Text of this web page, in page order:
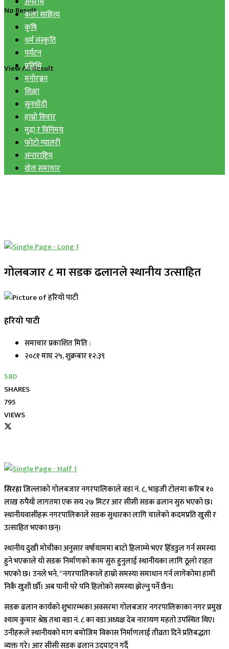
No Result
View All Result
कला साहित्य
कृषि
धर्म संस्कृति
पर्यटन
प्रविधि
मनोरञ्जन
शिक्षा
सुनचाँदी
हाम्रो विचार
मुद्रा र विनिमय
फोटो ग्यालरी
अन्तराष्ट्रिय
खेल समाचार
गोलबजार ८ मा सडक ढलानले स्थानीय उत्साहित
हरियो पाटी
समाचार प्रकाशित मिति :
२०८१ माघ २५, शुक्रबार १२:३९
580
SHARES
795
VIEWS
सिरहाजिल्लाको गोलबजार नगरपालिकाले वडा नं. ८, भाइजी टोलमा करिब १०
लाख रुपैयाँ लागतमा एक सय २७ मिटर आर सीसी सडक ढलान सुरु भएको छ।
स्थानीयवासीहरू नगरपालिकाले सडक सुधारका लागि चालेको कदमप्रति खुसी र
उत्साहित भएका छन्।
स्थानीय दुखी मोचीका अनुसार वर्षायाममा बाटो हिलाम्मे भएर हिँडडुल गर्न समस्या
हुने भएकाले यो सडक निर्माणको काम सुरु हुनुलाई स्थानीयका लागि ठूलो राहत
भएको छ। उनले भने, “नगरपालिकाले हाम्रो समस्या समाधान गर्न लागेकोमा हामी
निकै खुशी छौँ। अब पानी परे पनि हिलोको समस्या झेल्नु पर्ने छैन।
सडक ढलान कार्यको शुभारम्भका अवसरमा गोलबजार नगरपालिकाका नगर प्रमुख
श्याम कुमार श्रेष्ठ तथा वडा नं. ८ का वडा अध्यक्ष देब नारायण महतो उपस्थित थिए।
उनीहरूले स्थानीयको माग बमोजिम विकास निर्माणलाई तीव्रता दिने प्रतिबद्धता
व्यक्त गरे। आर सीसी सडक ढलान उदघाट्न गर्दै